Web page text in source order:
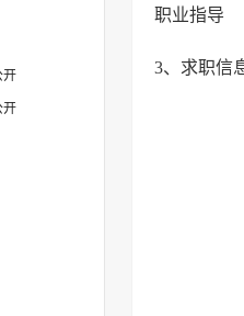
开
开
职业指导
3、求职信